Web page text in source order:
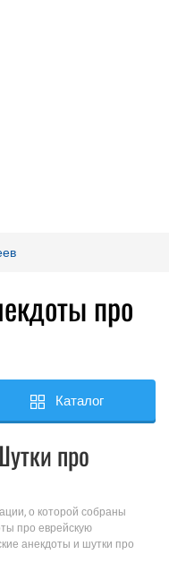
про
Каталог
про
о которой собраны
про еврейскую
анекдоты и шутки про